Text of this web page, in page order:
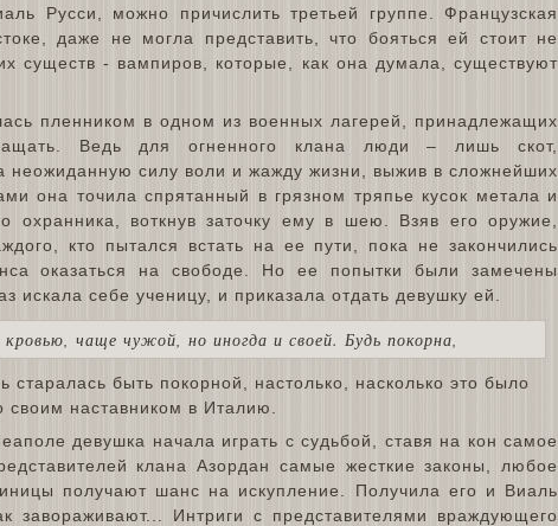
Русси, можно причислить третьей группе. Французская
даже не могла представить, что бояться ей стоит не
существ - вампиров, которые, как она думала, существуют
пленником в одном из военных лагерей, принадлежащих
Ведь для огненного клана люди – лишь скот,
силу воли и жажду жизни, выжив в сложнейших
она точила спрятанный в грязном тряпье кусок метала и
охранника, воткнув заточку ему в шею. Взяв его оружие,
кто пытался встать на ее пути, пока не закончились
оказаться на свободе. Но ее попытки были замечены
искала себе ученицу, и приказала отдать девушку ей.
чаще чужой, но иногда и своей. Будь покорна,
быть покорной, настолько, насколько это было
наставником в Италию.
девушка начала играть с судьбой, ставя на кон самое
клана Азордан самые жесткие законы, любое
получают шанс на искупление. Получила его и Виаль
завораживают... Интриги с представителями враждующего